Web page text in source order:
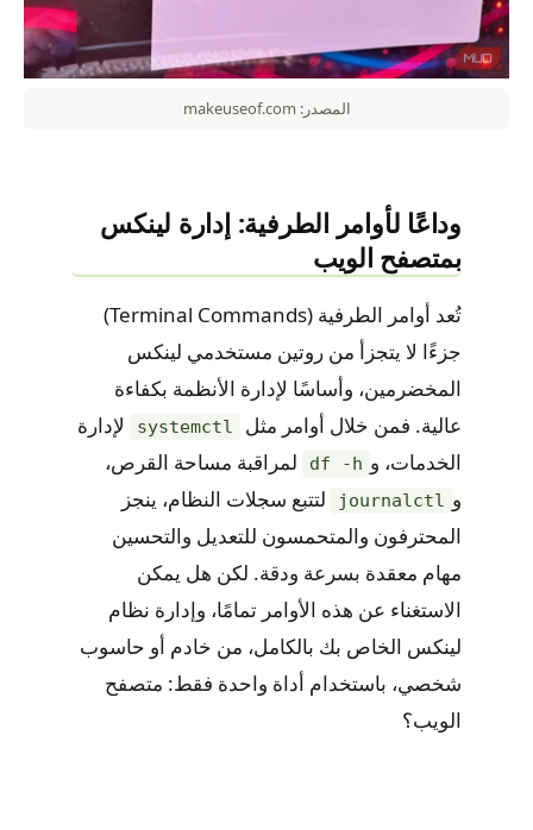
المصدر: makeuseof.com
وداعًا لأوامر الطرفية: إدارة لينكس
بمتصفح الويب
تُعد أوامر الطرفية (Terminal Commands)
جزءًا لا يتجزأ من روتين مستخدمي لينكس
المخضرمين، وأساسًا لإدارة الأنظمة بكفاءة
عالية. فمن خلال أوامر مثل
systemctl
لإدارة
الخدمات، و df -h
لمراقبة مساحة القرص،
و journalctl
لتتبع سجلات النظام، ينجز
المحترفون والمتحمسون للتعديل والتحسين
مهام معقدة بسرعة ودقة. لكن هل يمكن
الاستغناء عن هذه الأوامر تمامًا، وإدارة نظام
لينكس الخاص بك بالكامل، من خادم أو حاسوب
شخصي، باستخدام أداة واحدة فقط: متصفح
الويب؟